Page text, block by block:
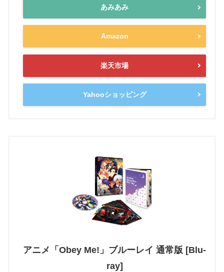
あみあみ
Amazon
楽天市場
Yahooショッピング
アニメ「Obey Me!」ブルーレイ 通常版 [Blu-
ray]